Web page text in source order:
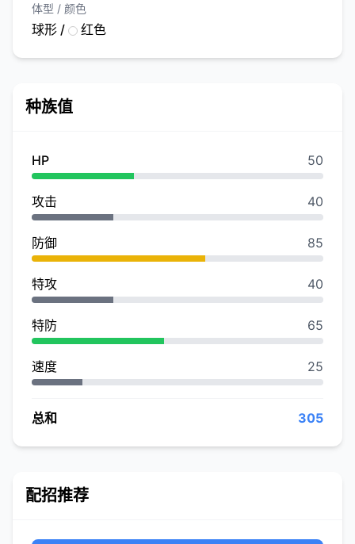
体型 / 颜色
球形 / 红色
种族值
HP 50
攻击 40
防御 85
特攻 40
特防 65
速度 25
总和 305
配招推荐